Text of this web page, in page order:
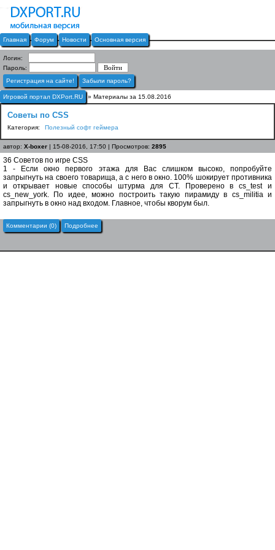
Главная Форум Новости Основная версия
Логин:
Пароль:
Регистрация на сайте!
Забыли пароль?
Игровой портал DXPort.RU » Материалы за 15.08.2016
Советы по CSS
Категория: Полезный софт геймера
автор: X-boxer | 15-08-2016, 17:50 | Просмотров: 2895
36 Советов по игре CSS
1 - Если окно первого этажа для Вас слишком высоко, попробуйте
запрыгнуть на своего товарища, а с него в окно. 100% шокирует противника
и открывает новые способы штурма для CT. Проверено в cs_test и
cs_new_york. По идее, можно построить такую пирамиду в cs_militia и
запрыгнуть в окно над входом. Главное, чтобы кворум был.
Комментарии (0) Подробнее